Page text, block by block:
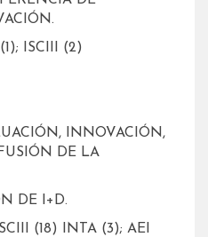
ISCIII (2)
INNOVACIÓN,
DE LA
DE I+D.
(18) INTA (3); AEI